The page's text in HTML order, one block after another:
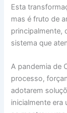
Esta
mas é fruto de
principalmente,
sistema que
A pandemia de
processo,
adotarem
inicialmente era